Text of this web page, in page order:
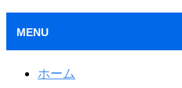
MENU
ホーム